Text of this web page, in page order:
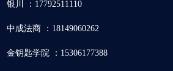
银川 ：17792511110
中成法商 ：18149060262
金钥匙学院 ：15306177388